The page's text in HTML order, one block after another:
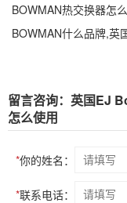
BOWMAN热交换器怎
BOWMAN什么品牌,英
留言咨询：英国EJ
怎么使用
*你的姓名：
*联系电话：